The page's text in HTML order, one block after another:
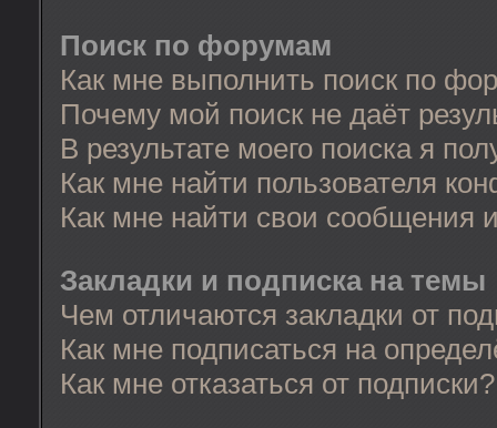
Поиск по форумам
Как мне выполнить поиск по
Почему мой поиск не даёт
В результате моего поиска я
Как мне найти пользователя
Как мне найти свои сообщения
Закладки и подписка на темы
Чем отличаются закладки от
Как мне подписаться на
Как мне отказаться от подписки?